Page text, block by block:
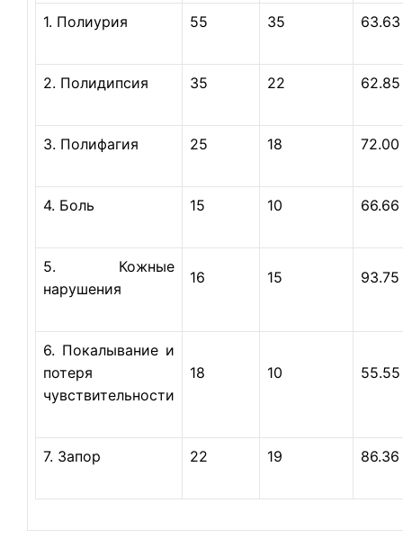
1. Полиурия 55 35 63.63
2. Полидипсия 35 22 62.85
3. Полифагия 25 18 72.00
4. Боль 15 10 66.66
5. Кожные
нарушения
16 15 93.75
6. Покалывание и
потеря
чувствительности
18 10 55.55
7. Запор 22 19 86.36